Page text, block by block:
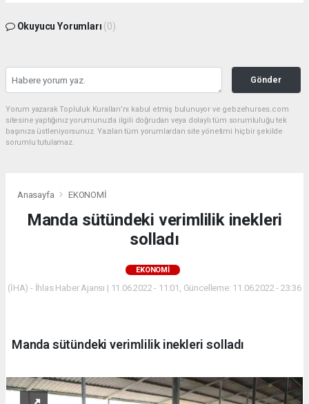
Okuyucu Yorumları (0)
Gönder
Yorum yazarak Topluluk Kuralları’nı kabul etmiş bulunuyor ve gebzehurses.com
sitesine yaptığınız yorumunuzla ilgili doğrudan veya dolaylı tüm sorumluluğu tek
başınıza üstleniyorsunuz. Yazılan tüm yorumlardan site yönetimi hiçbir şekilde
sorumlu tutulamaz.
Anasayfa EKONOMİ
Manda sütündeki verimlilik inekleri
solladı
EKONOMİ
(İHA) - İhlas Haber Ajansı | 11.06.2022 - 11:01, Güncelleme: 11.06.2022 - 23:36
Manda sütündeki verimlilik inekleri solladı